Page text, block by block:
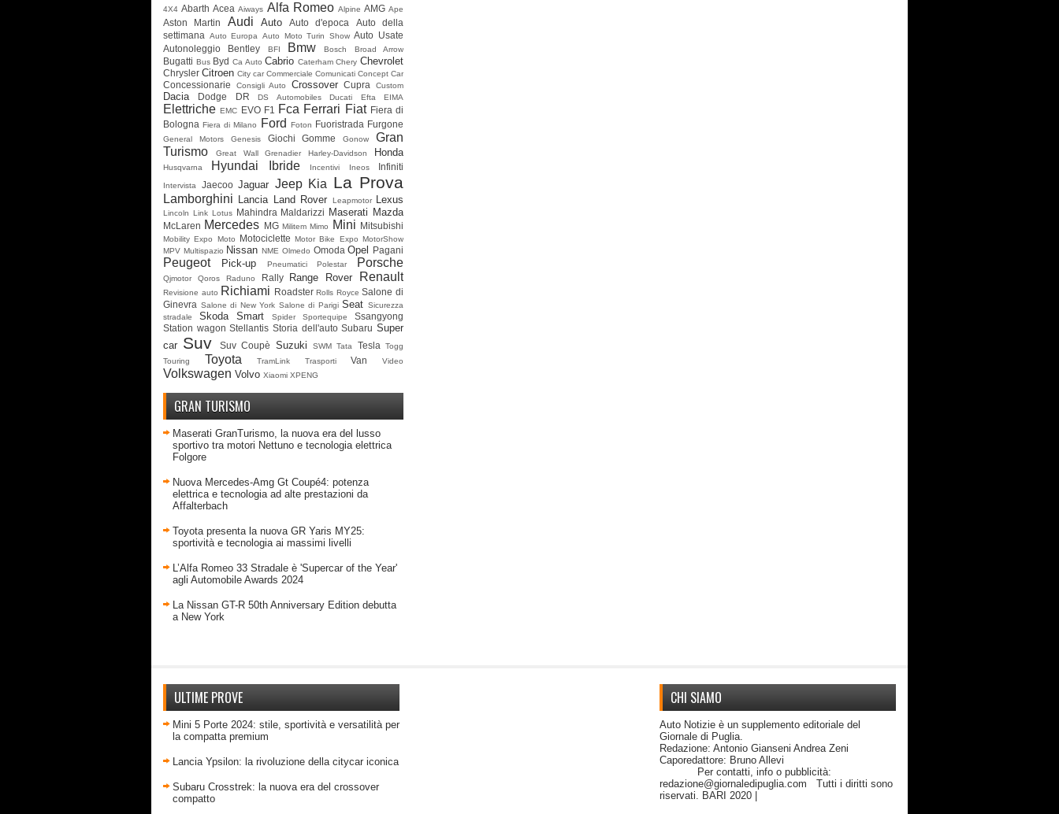
4X4 Abarth Acea Aiways Alfa Romeo Alpine AMG Ape
Aston Martin Audi Auto Auto d'epoca
Auto della
settimana
Auto Europa Auto Moto Turin Show Auto Usate
Autonoleggio
Bentley BFI Bmw Bosch Broad Arrow
Bugatti Bus Byd Ca Auto Cabrio Caterham Chery Chevrolet
Chrysler Citroen City car Commerciale Comunicati Concept Car
Concessionarie Consigli Auto Crossover Cupra Custom
Dacia Dodge DR DS Automobiles Ducati Efta EIMA
Elettriche EMC EVO F1 Fca Ferrari Fiat Fiera di
Bologna Fiera di Milano Ford Foton Fuoristrada Furgone
General Motors Genesis Giochi Gomme Gonow
Gran
Turismo
Great Wall Grenadier Harley-Davidson Honda
Husqvarna Hyundai Ibride Incentivi Ineos Infiniti
Intervista Jaecoo Jaguar Jeep Kia La Prova
Lamborghini Lancia Land Rover Leapmotor Lexus
Lincoln Link Lotus Mahindra Maldarizzi Maserati Mazda
McLaren Mercedes MG Militem Mimo Mini Mitsubishi
Mobility Expo Moto Motociclette Motor Bike Expo MotorShow
MPV Multispazio Nissan NME Olmedo Omoda Opel Pagani
Peugeot Pick-up Pneumatici Polestar Porsche
Qjmotor Qoros Raduno Rally Range Rover Renault
Revisione auto Richiami Roadster Rolls Royce Salone di
Ginevra Salone di New York Salone di Parigi Seat Sicurezza
stradale
Skoda Smart Spider Sportequipe
Ssangyong
Station wagon Stellantis Storia dell'auto Subaru Super
car Suv Suv Coupè Suzuki SWM Tata Tesla
Togg
Touring
Toyota TramLink Trasporti Van Video
Volkswagen Volvo Xiaomi XPENG
GRAN TURISMO
Maserati GranTurismo, la nuova era del lusso
sportivo tra motori Nettuno e tecnologia elettrica
Folgore
Nuova Mercedes-Amg Gt Coupé4: potenza
elettrica e tecnologia ad alte prestazioni da
Affalterbach
Toyota presenta la nuova GR Yaris MY25:
sportività e tecnologia ai massimi livelli
L’Alfa Romeo 33 Stradale è 'Supercar of the Year'
agli Automobile Awards 2024
La Nissan GT-R 50th Anniversary Edition debutta
a New York
ULTIME PROVE
Mini 5 Porte 2024: stile, sportività e versatilità per
la compatta premium
Lancia Ypsilon: la rivoluzione della citycar iconica
Subaru Crosstrek: la nuova era del crossover
compatto
CHI SIAMO
Auto Notizie è un supplemento editoriale del
Giornale di Puglia.
Redazione: Antonio Gianseni Andrea Zeni
Caporedattore: Bruno Allevi
Per contatti, info o pubblicità:
redazione@giornaledipuglia.com Tutti i diritti sono
riservati. BARI 2020 |